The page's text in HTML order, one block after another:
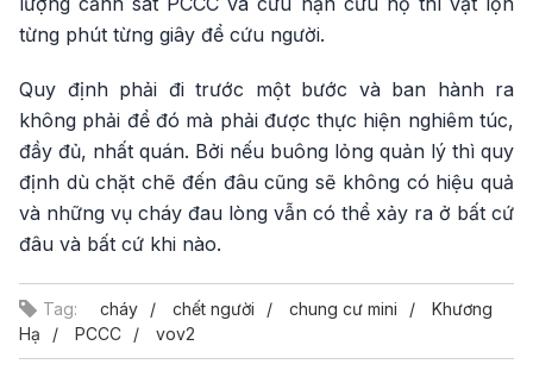
từng phút từng giây để cứu người.
Quy định phải đi trước một bước và ban hành ra
không phải để đó mà phải được thực hiện nghiêm túc,
đầy đủ, nhất quán. Bởi nếu buông lỏng quản lý thì quy
định dù chặt chẽ đến đâu cũng sẽ không có hiệu quả
và những vụ cháy đau lòng vẫn có thể xảy ra ở bất cứ
đâu và bất cứ khi nào.
Tag: cháy chết người chung cư mini
Khương
Hạ
PCCC vov2